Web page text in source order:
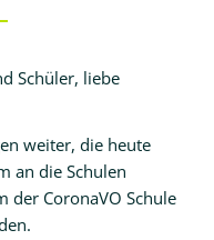
Schüler, liebe
weiter, die heute
an die Schulen
CoronaVO Schule